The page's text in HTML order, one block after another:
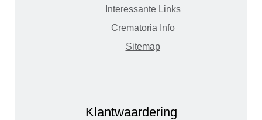
Interessante Links
Crematoria Info
Sitemap
Klantwaardering